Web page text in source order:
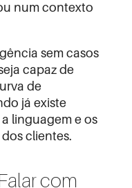
num contexto
sem casos
capaz de
de
já existe
linguagem e os
clientes.
com